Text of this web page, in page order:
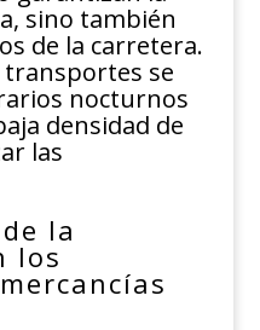
sino también
de la carretera.
transportes se
nocturnos
densidad de
las
la
los